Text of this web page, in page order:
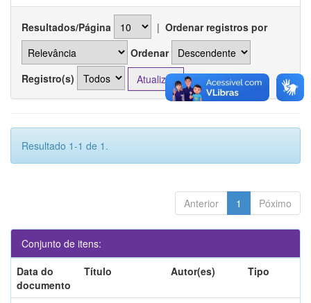
Resultados/Página | Ordenar registros por
Ordenar
Registro(s)
Resultado 1-1 de 1.
Anterior 1 Póximo
Conjunto de itens:
Data do
documento
Título Autor(es) Tipo